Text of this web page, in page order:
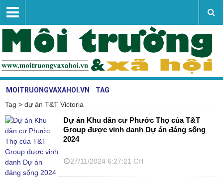
Vấn đề - sự kiện
Tài nguyên - môi trường
Nghiên cứu trao đổi
Khoa học công nghệ
MOITRUONGVAXAHOI.VN
TAG
Tag > dự án T&T Victoria
Dự án Khu dân cư Phước Thọ của T&T
Group được vinh danh Dự án đáng sống
2024
27/11/2024 6:27:21 CH